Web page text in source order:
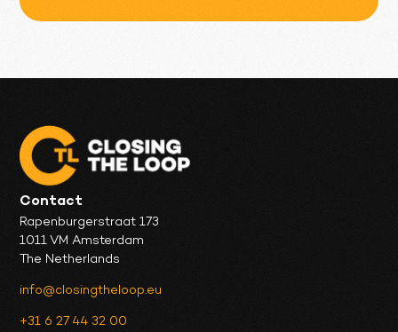
Contact
Rapenburgerstraat 173
1011 VM Amsterdam
The Netherlands
info@closingtheloop.eu
+31 6 27 44 32 00